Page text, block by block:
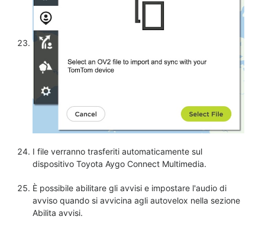
I file verranno trasferiti automaticamente sul
dispositivo Toyota Aygo Connect Multimedia.
È possibile abilitare gli avvisi e impostare l'audio di
avviso quando si avvicina agli autovelox nella sezione
Abilita avvisi.